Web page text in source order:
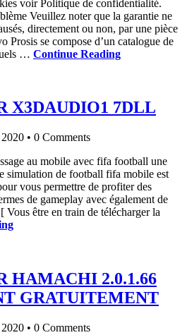
voir Politique de confidentialité.
Veuillez noter que la garantie ne
directement ou non, par une pièce
Prosis se compose d’un catalogue de
… Continue Reading
X3DAUDIO1 7DLL
• 0 Comments
au mobile avec fifa football une
simulation de football fifa mobile est
vous permettre de profiter des
de gameplay avec également de
Vous être en train de télécharger la
HAMACHI 2.0.1.66
GRATUITEMENT
• 0 Comments